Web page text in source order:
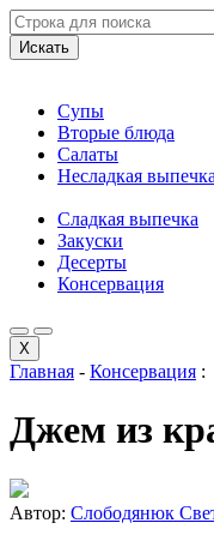
Искать
Супы
Вторые блюда
Салаты
Несладкая выпечка
Сладкая выпечка
Закуски
Десерты
Консервация
X
Главная - Консервация :
Джем из
Автор: Слободянюк